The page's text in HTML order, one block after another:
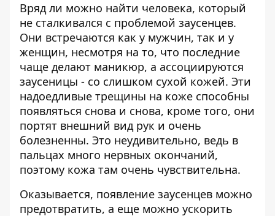
Вряд ли можно найти человека, который
не сталкивался с проблемой заусенцев.
Они встречаются как у мужчин, так и у
женщин, несмотря на то, что последние
чаще делают маникюр, а ассоциируются
заусеницы - со слишком сухой кожей. Эти
надоедливые трещины на коже способны
появляться снова и снова, кроме того, они
портят внешний вид рук и очень
болезненны. Это неудивительно, ведь в
пальцах много нервных окончаний,
поэтому кожа там очень чувствительна.
Оказывается, появление заусенцев можно
предотвратить, а еще можно ускорить